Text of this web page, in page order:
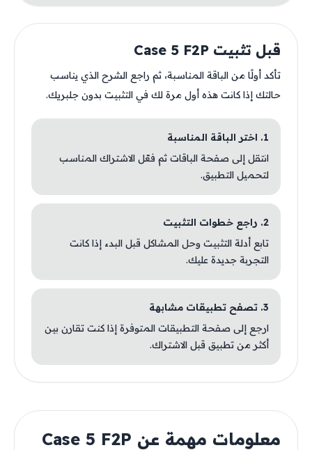
قبل تثبيت Case 5 F2P
تأكد أولًا من الباقة المناسبة، ثم راجع الشرح الذي يناسب
حالتك إذا كانت هذه أول مرة لك في التثبيت بدون جلبريك.
1. اختر الباقة المناسبة
انتقل إلى صفحة الباقات ثم فعّل الاشتراك المناسب
لتحميل التطبيق.
2. راجع خطوات التثبيت
تابع أدلة التثبيت وحل المشاكل قبل البدء إذا كانت
التجربة جديدة عليك.
3. تصفح تطبيقات مشابهة
ارجع إلى صفحة التطبيقات المتوفرة إذا كنت تقارن بين
أكثر من تطبيق قبل الاشتراك.
معلومات مهمة عن Case 5 F2P